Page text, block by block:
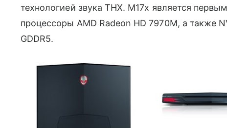
технологией звука THX. M17x является
процессоры AMD Radeon HD 7970M, а также
GDDR5.